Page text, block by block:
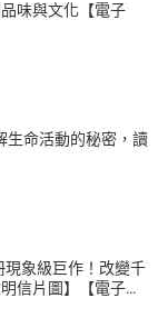
高稅率避免出走，
味與文化【電子
命活動的秘密，讀
現象級巨作！改變千
信片圖】【電子